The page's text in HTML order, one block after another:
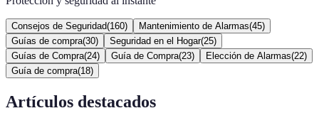
Consejos de Seguridad(160) Mantenimiento de Alarmas(45)
Guías de compra(30) Seguridad en el Hogar(25)
Guías de Compra(24) Guía de Compra(23) Elección de Alarmas(22)
Guía de compra(18)
Artículos destacados